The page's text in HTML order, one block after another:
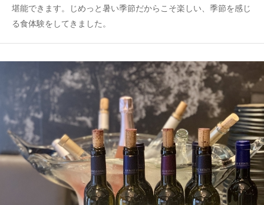
堪能できます。じめっと暑い季節だからこそ楽しい、季節を感じ
る食体験をしてきました。